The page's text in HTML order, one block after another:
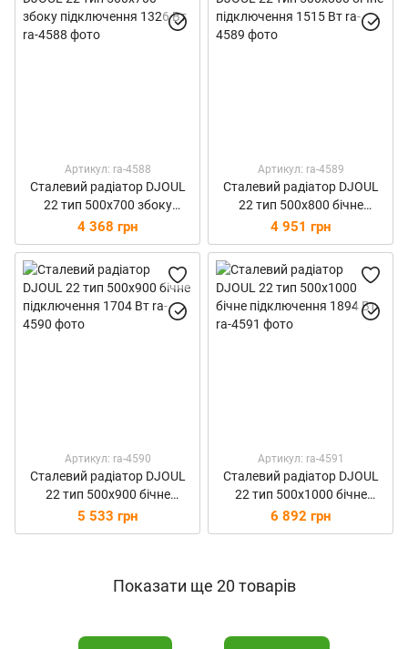
Артикул: ra-4588
Сталевий радіатор DJOUL
22 тип 500х700 збоку
підключення 1326 Вт
4 368 грн
Артикул: ra-4589
Сталевий радіатор DJOUL
22 тип 500х800 бічне
підключення 1515 Вт
4 951 грн
Артикул: ra-4590
Сталевий радіатор DJOUL
22 тип 500х900 бічне
підключення 1704 Вт
5 533 грн
Артикул: ra-4591
Сталевий радіатор DJOUL
22 тип 500х1000 бічне
підключення 1894 Вт
6 892 грн
Показати ще 20 товарів